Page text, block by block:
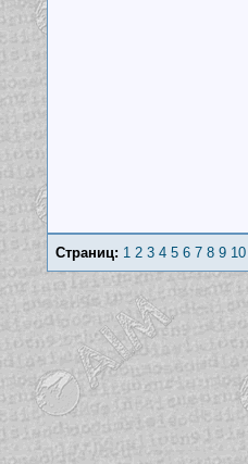
Страниц: 1 2 3 4 5 6 7 8 9 10